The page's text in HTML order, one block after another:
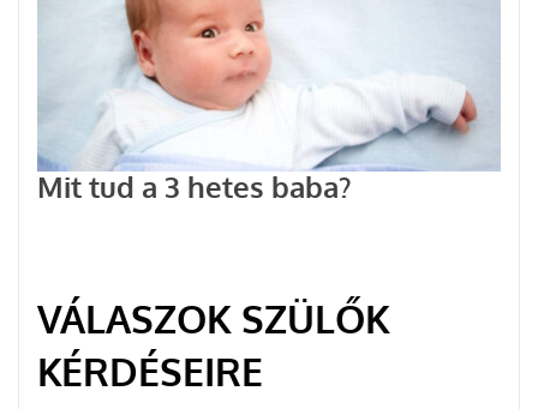
Mit tud a 3 hetes baba?
VÁLASZOK SZÜLŐK
KÉRDÉSEIRE